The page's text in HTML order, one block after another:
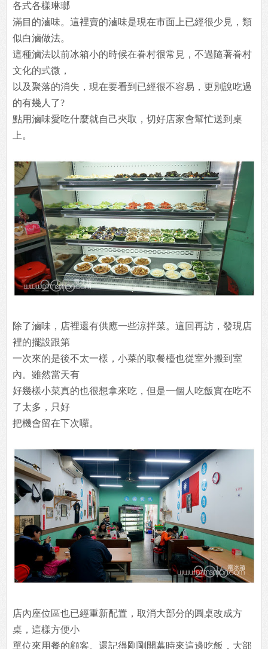
各式各樣琳瑯
滿目的滷味。這裡賣的滷味是現在市面上已經很少見，類
似白滷做法。
這種滷法以前冰箱小的時候在眷村很常見，不過隨著眷村
文化的式微，
以及聚落的消失，現在要看到已經很不容易，更別說吃過
的有幾人了?
點用滷味愛吃什麼就自己夾取，切好店家會幫忙送到桌
上。
除了滷味，店裡還有供應一些涼拌菜。這回再訪，發現店
裡的擺設跟第
一次來的是後不太一樣，小菜的取餐檯也從室外搬到室
內。雖然當天有
好幾樣小菜真的也很想拿來吃，但是一個人吃飯實在吃不
了太多，只好
把機會留在下次囉。
店內座位區也已經重新配置，取消大部分的圓桌改成方
桌，這樣方便小
單位來用餐的顧客。還記得剛剛開幕時來這邊吃飯，大部